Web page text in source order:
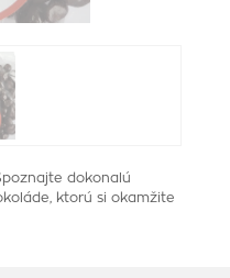
dokonalú
ktorú si okamžite